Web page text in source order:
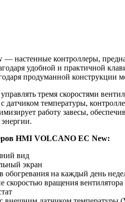
настенные контроллеры,
удобной и практичной
продуманной конструкции
тремя скоростями
с датчиком температуры,
работу завесы,
HMI VOLCANO EC New:
вид
экран
обогревания на каждый день
скоростью вращения